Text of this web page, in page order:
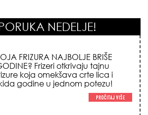
NEDELJE!
FRIZURA NAJBOLJE BRIŠE
Frizeri otkrivaju tajnu
koja omekšava crte lica i
godine u jednom potezu!